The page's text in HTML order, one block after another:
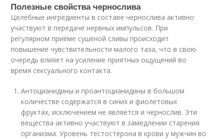
Полезные свойства чернослива
Целебные ингредиенты в составе чернослива активно
участвуют в передаче нервных импульсов. При
регулярном приёме сушёной сливы происходит
повышение чувствительности малого таза, что в свою
очередь влияет на усиление приятных ощущений во
время сексуального контакта.
Антоцианидины и проантоцианидины в большом
количестве содержатся в синих и фиолетовых
фруктах, исключением не является и чернослив. Эти
вещества активно участвуют в замедлении старения
организма. Уровень тестостерона в крови у мужчин во